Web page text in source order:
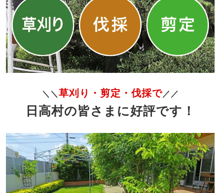
＼＼ 草刈り・剪定・伐採で／／
日高村の皆さまに好評です！